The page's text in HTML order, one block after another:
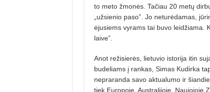
to meto žmonės. Tačiau 20 metų
„užsienio paso”. Jo neturėdamas,
ėjusiems vyrams tai buvo leidžiama.
laive”.
Anot režisierės, lietuvio istorija itin
budeliams į rankas, Simas Kudirka
nepraranda savo aktualumo ir
tiek Europoje, Australijoje, Naujojoje